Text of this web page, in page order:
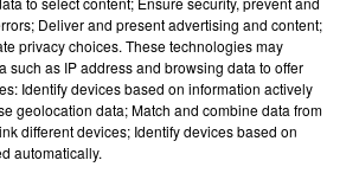
Deliver and present advertising and content;
privacy choices. These technologies may
such as IP address and browsing data to offer
Identify devices based on information actively
geolocation data; Match and combine data from
different devices; Identify devices based on
automatically.